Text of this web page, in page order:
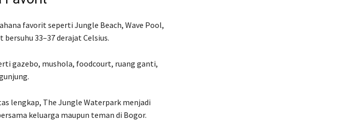
favorit seperti Jungle Beach, Wave Pool,
bersuhu 33–37 derajat Celsius.
gazebo, mushola, foodcourt, ruang ganti,
lengkap, The Jungle Waterpark menjadi
keluarga maupun teman di Bogor.